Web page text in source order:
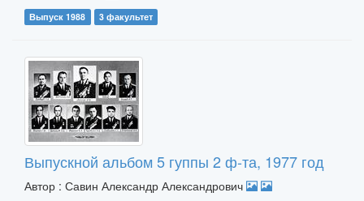
Выпуск 1988 3 факультет
Выпускной альбом 5 гуппы 2 ф-та, 1977 год
Автор : Савин Александр Александрович